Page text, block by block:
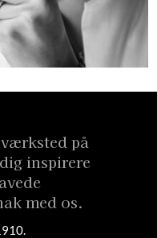
på
inspirere
med os.